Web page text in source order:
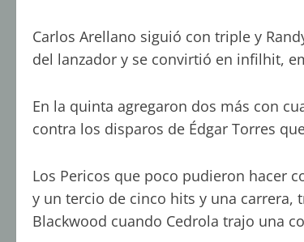
Carlos Arellano siguió con triple y
del lanzador y se convirtió en infilhit,
En la quinta agregaron dos más con
contra los disparos de Édgar Torres
Los Pericos que poco pudieron hacer
y un tercio de cinco hits y una carrera,
Blackwood cuando Cedrola trajo una